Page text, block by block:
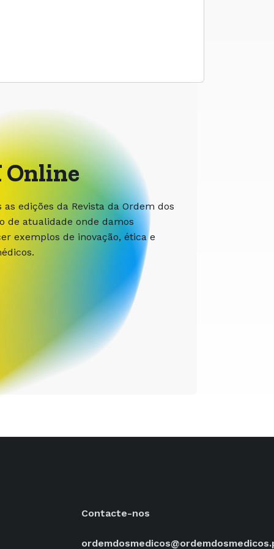
Online
edições da Revista da Ordem dos
de atualidade onde damos
exemplos de inovação, ética e
Contacte-nos